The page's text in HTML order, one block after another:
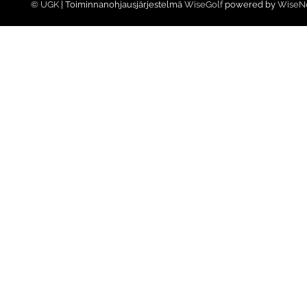
© UGK | Toiminnanohjausjärjestelmä WiseGolfpowered by